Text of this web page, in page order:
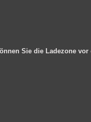
Sie die Ladezone